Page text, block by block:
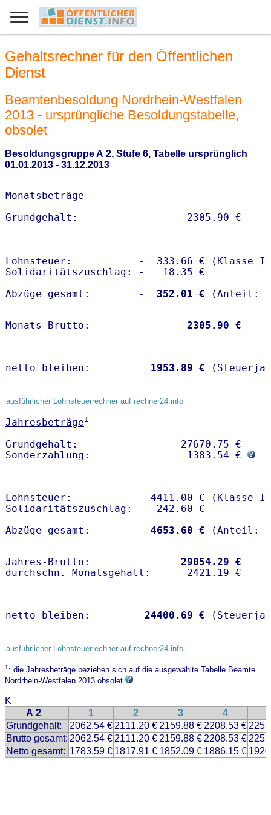
Gehaltsrechner für den Öffentlichen
Dienst
Beamtenbesoldung Nordrhein-Westfalen
2013 - ursprüngliche Besoldungstabelle,
obsolet
Besoldungsgruppe A 2, Stufe 6, Tabelle ursprünglich
01.01.2013 - 31.12.2013
Monatsbeträge
Lohnsteuer:           -  333.66 € (Klasse I)
Solidaritätszuschlag: -   18.35 €
Abzüge gesamt:        -
  352.01 €
Monats-Brutto: 2305.90 €
netto bleiben: 1953.89 €
ausführlicher Lohnsteuerrechner auf rechner24.info
Jahresbeträge1
Grundgehalt:                 27670.75 €
Sonderzahlung:                1383.54 €
Lohnsteuer:           - 4411.00 € (Klasse I)
Solidaritätszuschlag: -  242.60 €
Abzüge gesamt:        -
4653.60 €
Jahres-Brutto: 29054.29 €
netto bleiben: 24400.69 €
ausführlicher Lohnsteuerrechner auf rechner24.info
1: die Jahresbeträge beziehen sich auf die ausgewählte Tabelle Beamte
Nordrhein-Westfalen 2013 obsolet
K
A 2 .. 1 2 3 4
Grundgehalt:
2062.54 € 2111.20 € 2159.88 € 2208.53 €
Brutto gesamt: 2062.54 € 2111.20 € 2159.88 € 2208.53 €
Netto gesamt: 1783.59 € 1817.91 € 1852.09 € 1886.15 €